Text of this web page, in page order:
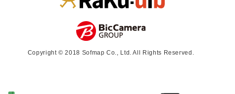
Copyright © 2018 Sofmap Co., Ltd. All Rights Reserved.